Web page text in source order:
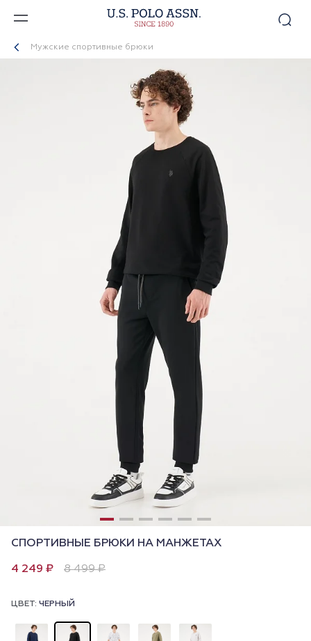
Мужские спортивные брюки
СПОРТИВНЫЕ БРЮКИ НА МАНЖЕТАХ
4 249 ₽ 8 499 ₽
ЦВЕТ: ЧЕРНЫЙ